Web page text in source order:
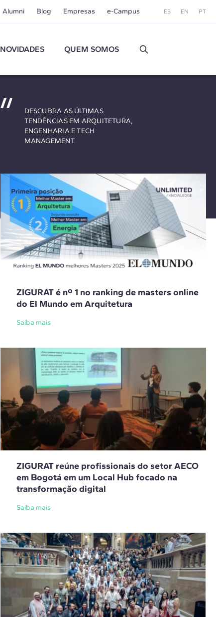
Alumni Blog Empresas e-Campus ES EN PT
NOVIDADES QUEM SOMOS
DESCUBRA AS ÚLTIMAS
TENDÊNCIAS EM ARQUITETURA,
ENGENHARIA E TECH
MANAGEMENT.
ZIGURAT é nº 1 no ranking de masters online
do El Mundo em Arquitetura
Saiba mais
ZIGURAT reúne profissionais do setor AECO
em Bogotá em um Local Hub focado na
transformação digital
Saiba mais